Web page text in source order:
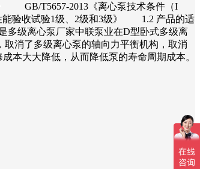
GB/T5657-2013《离心泵技术条件（I
验收试验1级、2级和3级》 1.2 产品的适
级离心泵厂家中联泵业在D型卧式多级离
消了多级离心泵的轴向力平衡机构，取消
本大大降低，从而降低泵的寿命周期成本。